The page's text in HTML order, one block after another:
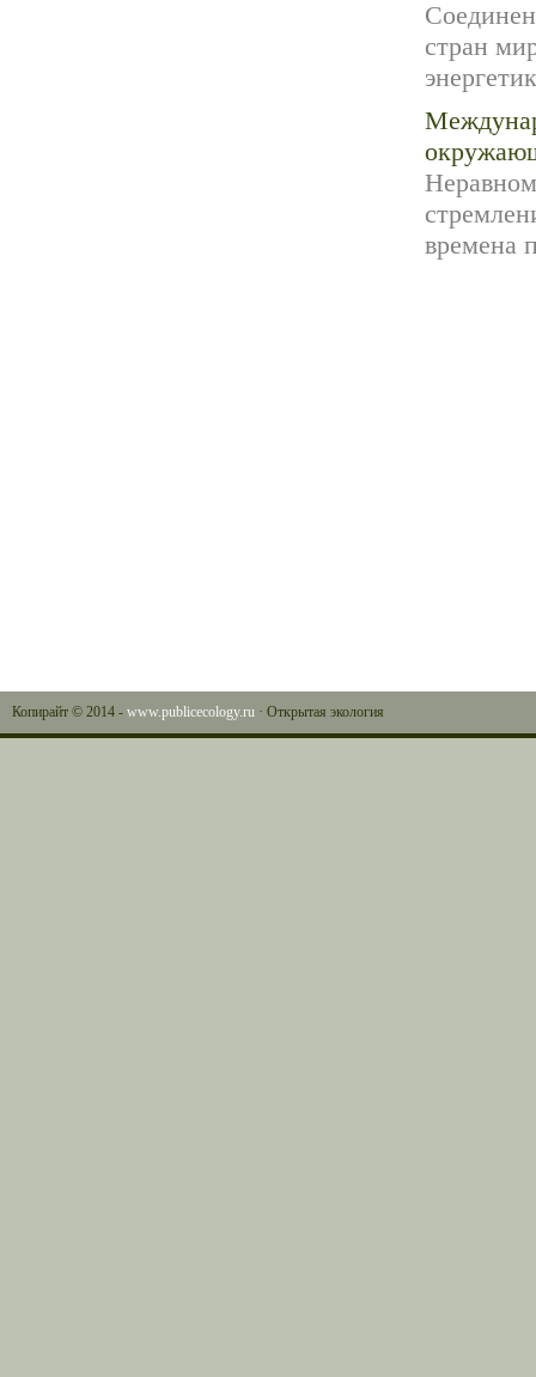
стран
времена
Копирайт © 2014 - www.publicecology.ru · Открытая экология